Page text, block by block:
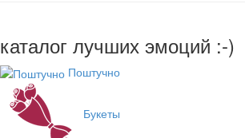
каталог лучших эмоций :-)
Поштучно
Букеты